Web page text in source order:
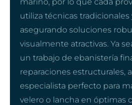
utiliza técnicas tradicionales
asegurando soluciones
visualmente atractivas. Ya
un trabajo de ebanistería
reparaciones estructurales,
especialista perfecto para
velero o lancha en óptimas